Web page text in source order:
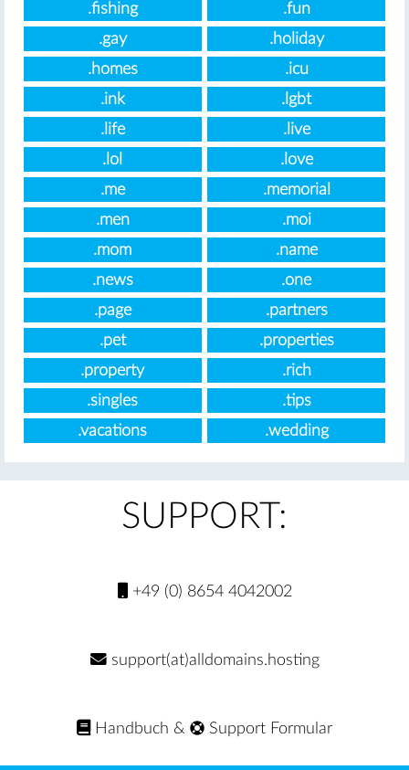
.fishing
.fun
.gay
.holiday
.homes
.icu
.ink
.lgbt
.life
.live
.lol
.love
.me
.memorial
.men
.moi
.mom
.name
.news
.one
.page
.partners
.pet
.properties
.property
.rich
.singles
.tips
.vacations
.wedding
SUPPORT:
+49 (0) 8654 4042002
support(at)alldomains.hosting
Handbuch & Support Formular